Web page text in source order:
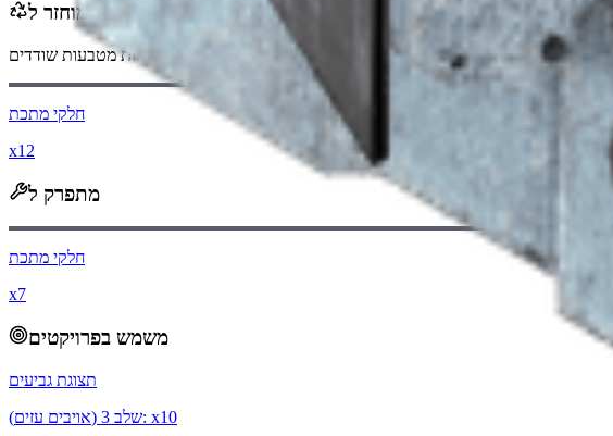
ממוחזר ל
בעת מיחזור, תקבל פחות מטבעות שודדים
חלקי מתכת
x12
מתפרק ל
חלקי מתכת
x7
משמש בפרויקטים
תצוגת גביעים
שלב 3
(אויבים עזים ): x10